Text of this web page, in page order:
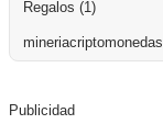
Regalos (1)
mineriacriptomonedas
Publicidad